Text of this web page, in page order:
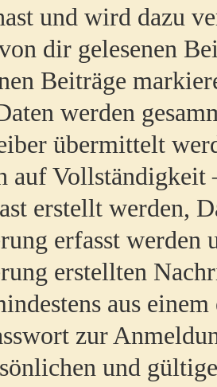
und wird dazu
dir gelesenen
Beiträge
werden
übermittelt
auf
erstellt werden,
erfasst werden
erstellten
aus
zur
und